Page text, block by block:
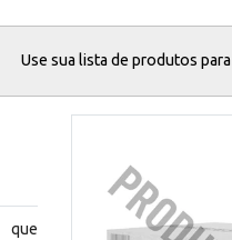
Use sua lista de produtos
que